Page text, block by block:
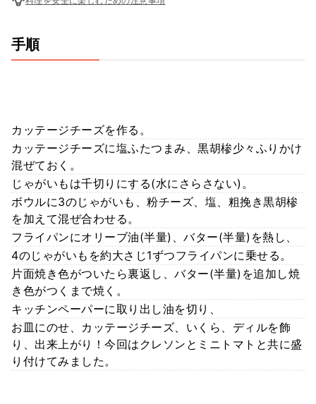
手順
カッテージチーズを作る。
カッテージチーズに塩ふたつまみ、黒胡椮少々ふりかけ
混ぜておく。
じゃがいもは千切りにする(水にさらさない)。
ボウルに3のじゃがいも、粉チーズ、塩、粗挽き黒胡椮
を加えて混ぜ合わせる。
フライパンにオリーブ油(半量)、バター(半量)を熱し、
4のじゃがいもを約大さじ1ずつフライパンに乗せる。
片面焼き色がついたら裏返し、バター(半量)を追加し焼
き色がつくまで焼く。
キッチンペーパーに取り出し油を切り、
お皿にのせ、カッテージチーズ、いくら、ディルを飾
り、出来上がり！今回はクレソンとミニトマトと共に盛
り付けてみました。